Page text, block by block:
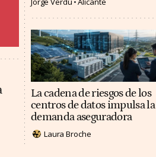
La cadena de riesgos de los
centros de datos impulsa la
demanda aseguradora
Laura Broche